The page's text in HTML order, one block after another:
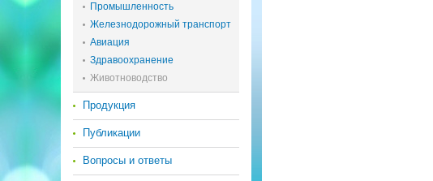
Промышленность
Железнодорожный транспорт
Авиация
Здравоохранение
Животноводство
Продукция
Публикации
Вопросы и ответы